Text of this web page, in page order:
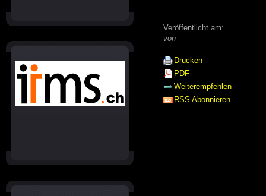
Veröffentlicht am:
von
Drucken
PDF
Weiterempfehlen
RSS Abonnieren